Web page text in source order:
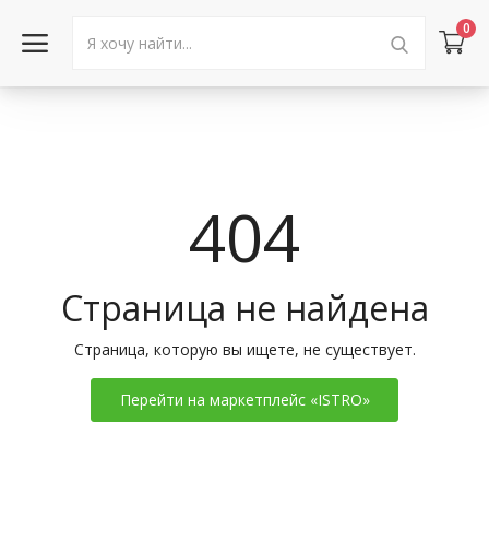
0
Новости
Статьи
Объявления
404
Страница не найдена
Страница, которую вы ищете, не существует.
Перейти на маркетплейс «ISTRO»